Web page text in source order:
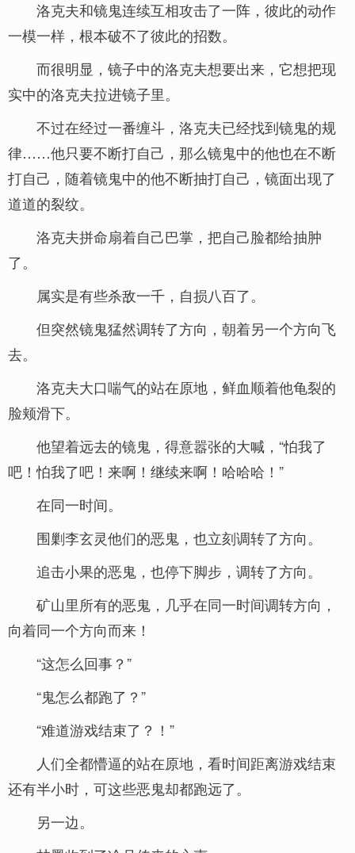
洛克夫和镜鬼连续互相攻击了一阵，彼此的动作
一模一样，根本破不了彼此的招数。
而很明显，镜子中的洛克夫想要出来，它想把现
实中的洛克夫拉进镜子里。
不过在经过一番缠斗，洛克夫已经找到镜鬼的规
律……他只要不断打自己，那么镜鬼中的他也在不断
打自己，随着镜鬼中的他不断抽打自己，镜面出现了
道道的裂纹。
洛克夫拼命扇着自己巴掌，把自己脸都给抽肿
了。
属实是有些杀敌一千，自损八百了。
但突然镜鬼猛然调转了方向，朝着另一个方向飞
去。
洛克夫大口喘气的站在原地，鲜血顺着他龟裂的
脸颊滑下。
他望着远去的镜鬼，得意嚣张的大喊，“怕我了
吧！怕我了吧！来啊！继续来啊！哈哈哈！”
在同一时间。
围剿李玄灵他们的恶鬼，也立刻调转了方向。
追击小果的恶鬼，也停下脚步，调转了方向。
矿山里所有的恶鬼，几乎在同一时间调转方向，
向着同一个方向而来！
“这怎么回事？”
“鬼怎么都跑了？”
“难道游戏结束了？！”
人们全都懵逼的站在原地，看时间距离游戏结束
还有半小时，可这些恶鬼却都跑远了。
另一边。